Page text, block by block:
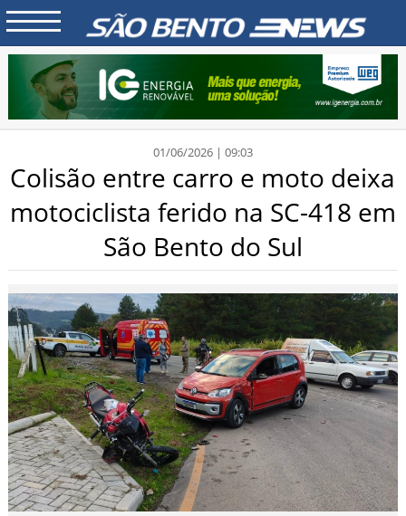
01/06/2026 | 09:03
Colisão entre carro e moto deixa
motociclista ferido na SC-418 em
São Bento do Sul